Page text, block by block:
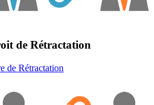
de Rétractation
de Rétractation